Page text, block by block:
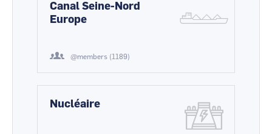
Canal Seine-Nord
Europe
@members (1189)
Nucléaire